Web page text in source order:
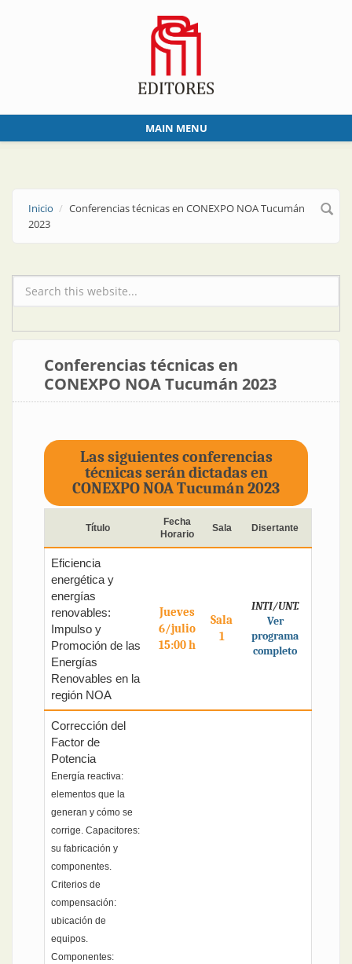
MAIN MENU
Inicio
Conferencias técnicas en CONEXPO NOA Tucumán
2023
Formulario de búsqueda
Conferencias técnicas en
CONEXPO NOA Tucumán 2023
Las siguientes conferencias
técnicas serán dictadas en
CONEXPO NOA Tucumán 2023
Título
Fecha
Horario
Sala Disertante
Eficiencia
energética y
energías
renovables:
Impulso y
Promoción de las
Energías
Renovables en la
región NOA
Jueves
6/julio
15:00 h
Sala
1
INTI/UNT.
Ver
programa
completo
Corrección del
Factor de
Potencia
Energía reactiva:
elementos que la
generan y cómo se
corrige. Capacitores:
su fabricación y
componentes.
Criterios de
compensación:
ubicación de
equipos.
Componentes: